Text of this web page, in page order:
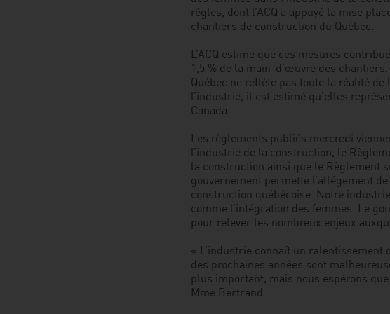
règles, dont l’ACQ a appuyé la mise
chantiers de construction du Québec.
L’ACQ estime que ces mesures
1,5 % de la main-d’œuvre des
Québec ne reflète pas toute la réalité
l’industrie, il est estimé qu’elles
Canada.
Les règlements publiés mercredi
l’industrie de la construction, le
la construction ainsi que le Règlement
gouvernement permette l’allégement
construction québécoise. Notre
comme l’intégration des femmes. Le
pour relever les nombreux enjeux
« L’industrie connaît un ralentissement
des prochaines années sont
plus important, mais nous espérons
Mme Bertrand.